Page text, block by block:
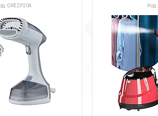
GREZP204